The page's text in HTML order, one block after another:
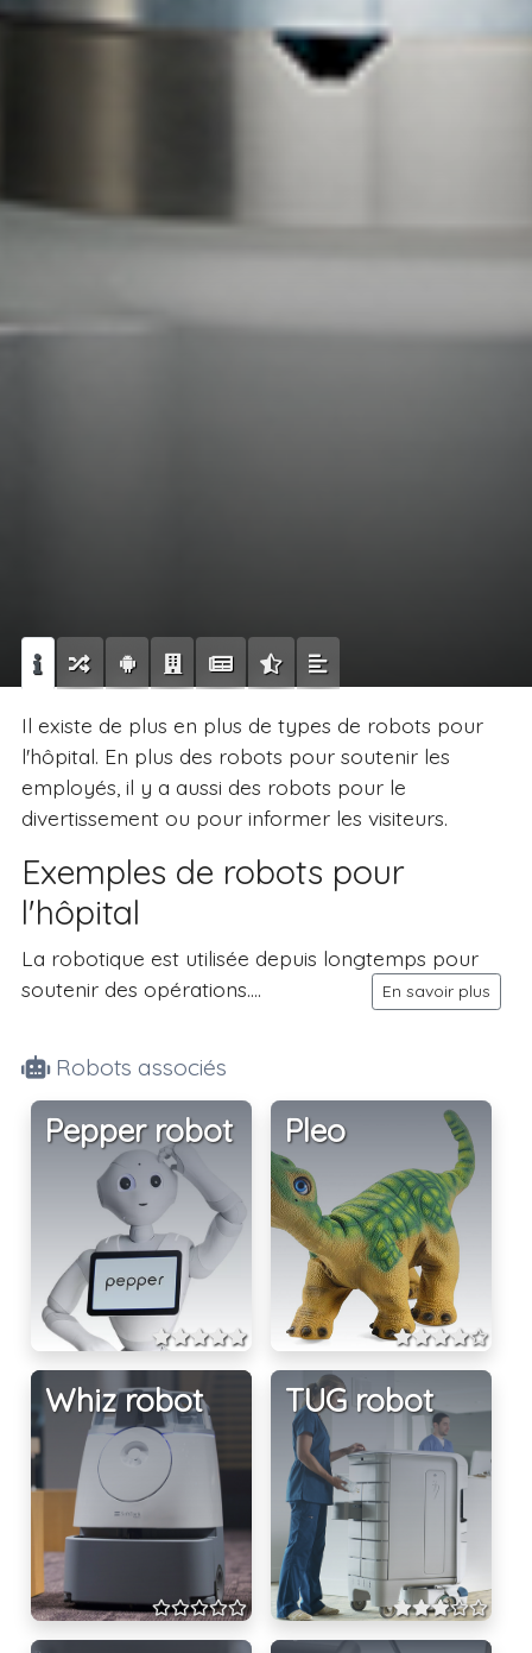
Il existe de plus en plus de types de robots pour
l'hôpital. En plus des robots pour soutenir les
employés, il y a aussi des robots pour le
divertissement ou pour informer les visiteurs.
Exemples de robots pour
l'hôpital
La robotique est utilisée depuis longtemps pour
soutenir des opérations....
En savoir plus
Robots associés
Pepper robot Pleo
Whiz robot TUG robot